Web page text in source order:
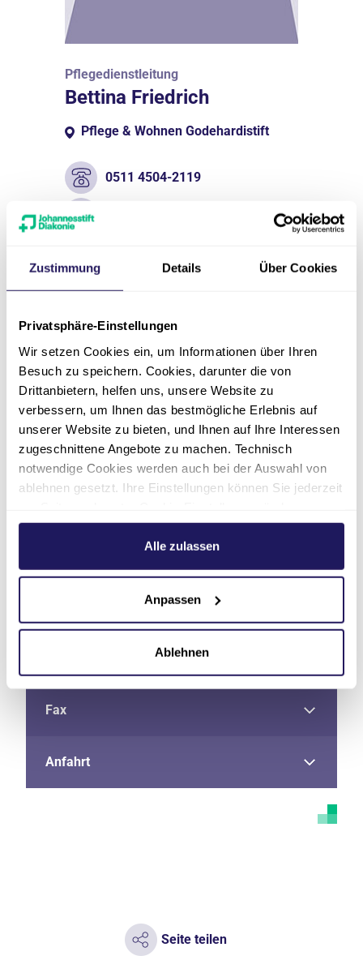
Zustimmung Details Über Cookies
Privatsphäre-Einstellungen
Wir setzen Cookies ein, um Informationen über Ihren
Besuch zu speichern. Cookies, darunter die von
Drittanbietern, helfen uns, unsere Website zu
verbessern, um Ihnen das bestmögliche Erlebnis auf
unserer Website zu bieten, und Ihnen auf Ihre Interessen
zugeschnittene Angebote zu machen. Technisch
notwendige Cookies werden auch bei der Auswahl von
ablehnen gesetzt. Ihre Einstellungen können Sie jederzeit
Weitere Informationen hierzu finden Sie in unserer
.
Alle zulassen
Anpassen
Ablehnen
Pflegedienstleitung
Bettina Friedrich
Pflege & Wohnen Godehardistift
0511 4504-2119
Kontakt
Fax
Anfahrt
Seite teilen